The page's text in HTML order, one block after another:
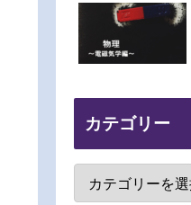
カテゴリー